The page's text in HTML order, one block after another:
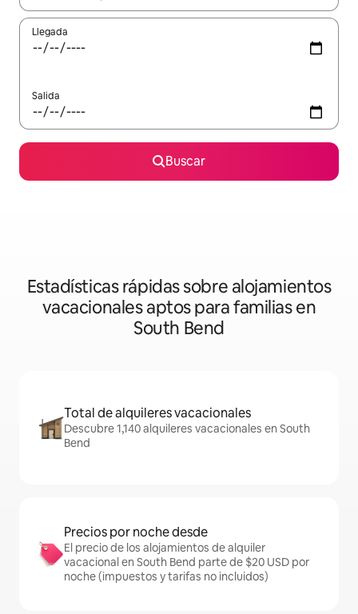
Llegada
Salida
Buscar
Estadísticas rápidas sobre alojamientos
vacacionales aptos para familias en
South Bend
Total de alquileres vacacionales
Descubre 1,140 alquileres vacacionales en South
Bend
Precios por noche desde
El precio de los alojamientos de alquiler
vacacional en South Bend parte de $20 USD por
noche (impuestos y tarifas no incluidos)